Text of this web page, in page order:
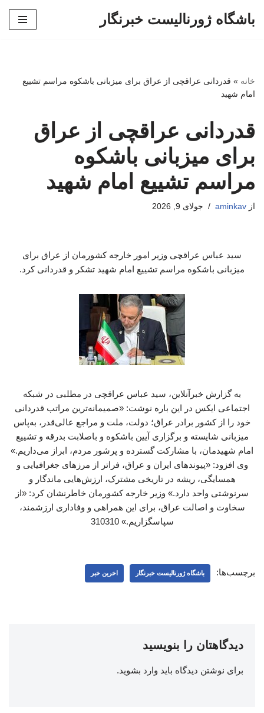
باشگاه ژورنالیست خبرنگار
خانه » قدردانی عراقچی از عراق برای میزبانی باشکوه مراسم تشییع
امام شهید
قدردانی عراقچی از عراق
برای میزبانی باشکوه
مراسم تشییع امام شهید
از aminkav جولای 9, 2026
سید عباس عراقچی وزیر امور خارجه کشورمان از عراق برای
میزبانی باشکوه مراسم تشییع امام شهید تشکر و قدردانی کرد.
به گزارش خبرآنلاین، سید عباس عراقچی در مطلبی در شبکه
اجتماعی ایکس در این باره نوشت: «صمیمانه‌ترین مراتب قدردانی
خود را از کشور برادر عراق؛ دولت، ملت و مراجع عالی‌قدر، به‌پاس
میزبانی شایسته و برگزاری آیین باشکوه و باصلابت بدرقه و تشییع
امام شهیدمان، با مشارکت گسترده و پرشور مردم، ابراز می‌داریم.»
وی افزود: «پیوندهای ایران و عراق، فراتر از مرزهای جغرافیایی و
همسایگی، ریشه در تاریخی مشترک، ارزش‌هایی ماندگار و
سرنوشتی واحد دارد.» وزیر خارجه کشورمان خاطرنشان کرد: «از
سخاوت و اصالت عراق، برای این همراهی و وفاداری ارزشمند،
سپاسگزاریم.» 310310
برچسب‌ها: باشگاه ژورنالیست خبرنگار اخرین خبر
دیدگاهتان را بنویسید
برای نوشتن دیدگاه باید وارد بشوید.